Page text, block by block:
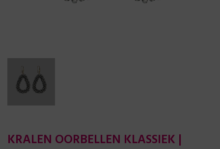
KRALEN OORBELLEN KLASSIEK |